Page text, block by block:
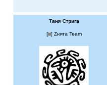
Таня Стрига
[ ] Zнята Team